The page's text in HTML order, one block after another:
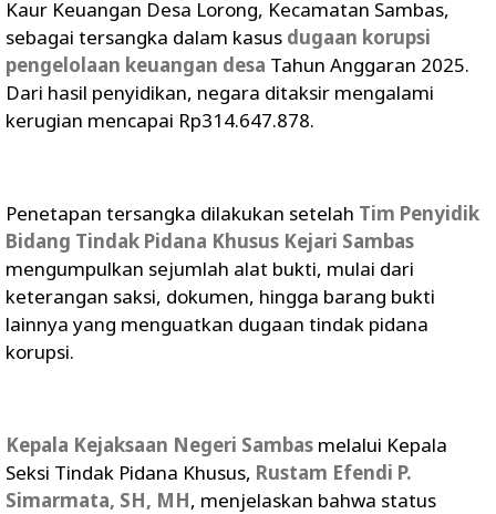
Kaur Keuangan Desa Lorong, Kecamatan Sambas,
sebagai tersangka dalam kasus dugaan korupsi
pengelolaan keuangan desa Tahun Anggaran 2025.
Dari hasil penyidikan, negara ditaksir mengalami
kerugian mencapai Rp314.647.878.
Penetapan tersangka dilakukan setelah Tim Penyidik
Bidang Tindak Pidana Khusus Kejari Sambas
mengumpulkan sejumlah alat bukti, mulai dari
keterangan saksi, dokumen, hingga barang bukti
lainnya yang menguatkan dugaan tindak pidana
korupsi.
Kepala Kejaksaan Negeri Sambas melalui Kepala
Seksi Tindak Pidana Khusus, Rustam Efendi P.
Simarmata, SH, MH, menjelaskan bahwa status